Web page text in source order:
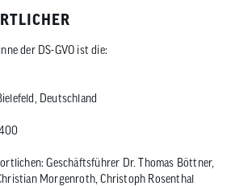
der DS-GVO ist die:
Deutschland
Geschäftsführer Dr. Thomas Böttner,
Morgenroth, Christoph Rosenthal